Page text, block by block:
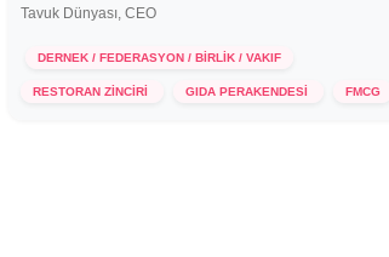
Tavuk Dünyası, CEO
DERNEK / FEDERASYON / BİRLİK / VAKIF
RESTORAN ZİNCİRİ GIDA PERAKENDESİ FMCG